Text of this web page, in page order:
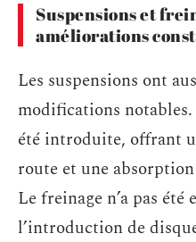
Suspensions et
améliorations
Les suspensions ont
modifications
été introduite, offrant
route et une
Le freinage n’a pas été
l’introduction de